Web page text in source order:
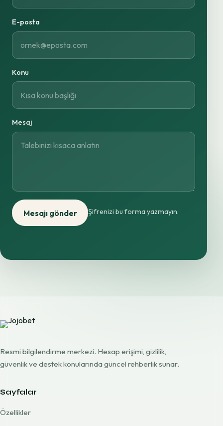
E-posta
Konu
Mesaj
Mesajı gönder Şifrenizi bu forma yazmayın.
Resmi bilgilendirme merkezi. Hesap erişimi, gizlilik,
güvenlik ve destek konularında güncel rehberlik sunar.
Sayfalar
Özellikler